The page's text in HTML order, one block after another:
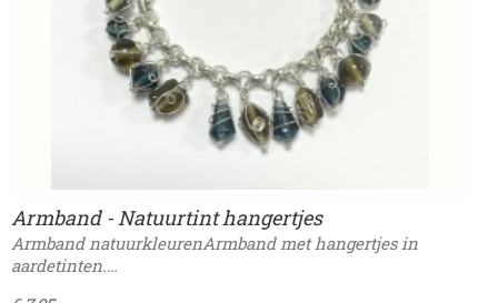
Armband - Natuurtint hangertjes
Armband natuurkleurenArmband met hangertjes in
aardetinten.…